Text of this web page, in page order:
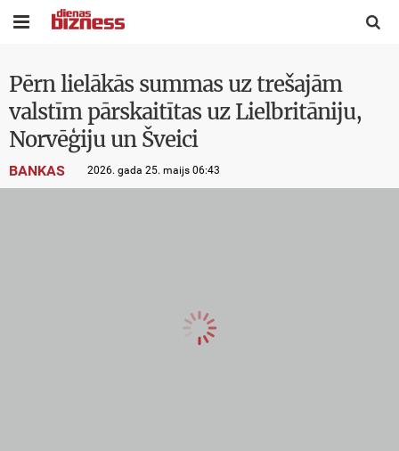
 
Pērn lielākās summas uz trešajām
valstīm pārskaitītas uz Lielbritāniju,
Norvēģiju un Šveici
BANKAS 2026. gada 25. maijs 06:43